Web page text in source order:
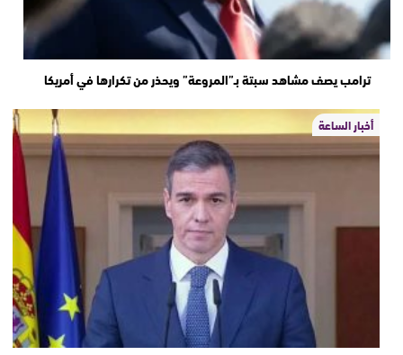
ترامب يصف مشاهد سبتة بـ”المروعة” ويحذر من تكرارها في أمريكا
أخبار الساعة